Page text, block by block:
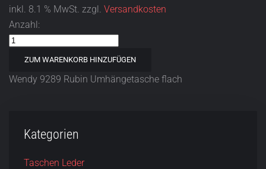
inkl. 8.1 % MwSt. zzgl. Versandkosten
Anzahl:
Wendy 9289 Rubin Umhängetasche flach
Kategorien
Taschen Leder